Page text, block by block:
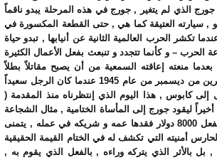
الذي لم يتغير , جورج في هذه المرحلة يبدو ناقماً
, سيارته العتيقة كما هي , حتى القطعة المكسورة في
تكشر الحرب العالمية الثانية عن أنيابها , تبدو حياة
– و كأنما تتجدد و تنبعث بفعل الأعمال الكثيرة
منعته إعاقته السمعية من أن يصبح مقاتلاً بطلاً
كحال شقيقه هاري , و في الرابع و العشرين من ديسمبر من عام 1945 عندما كان الرجل سعيداً
كابوس , هذا اليوم الذي إنتظرناه منذ المقدمة (
أخيراً ليقود جورج إلى المأساة الختامية , مثال الشجاعة
و النزاهة في البلدة سيقاد إلى السجن بفعل 8000 دولار فقدها عمه و شريكه في عمله , يتمنى
أمنيته التي تكشف له في الختام القيمة الحقيقية
بالأثر الذي يتركه وراءه , بالفعل الذي يقوم به ,